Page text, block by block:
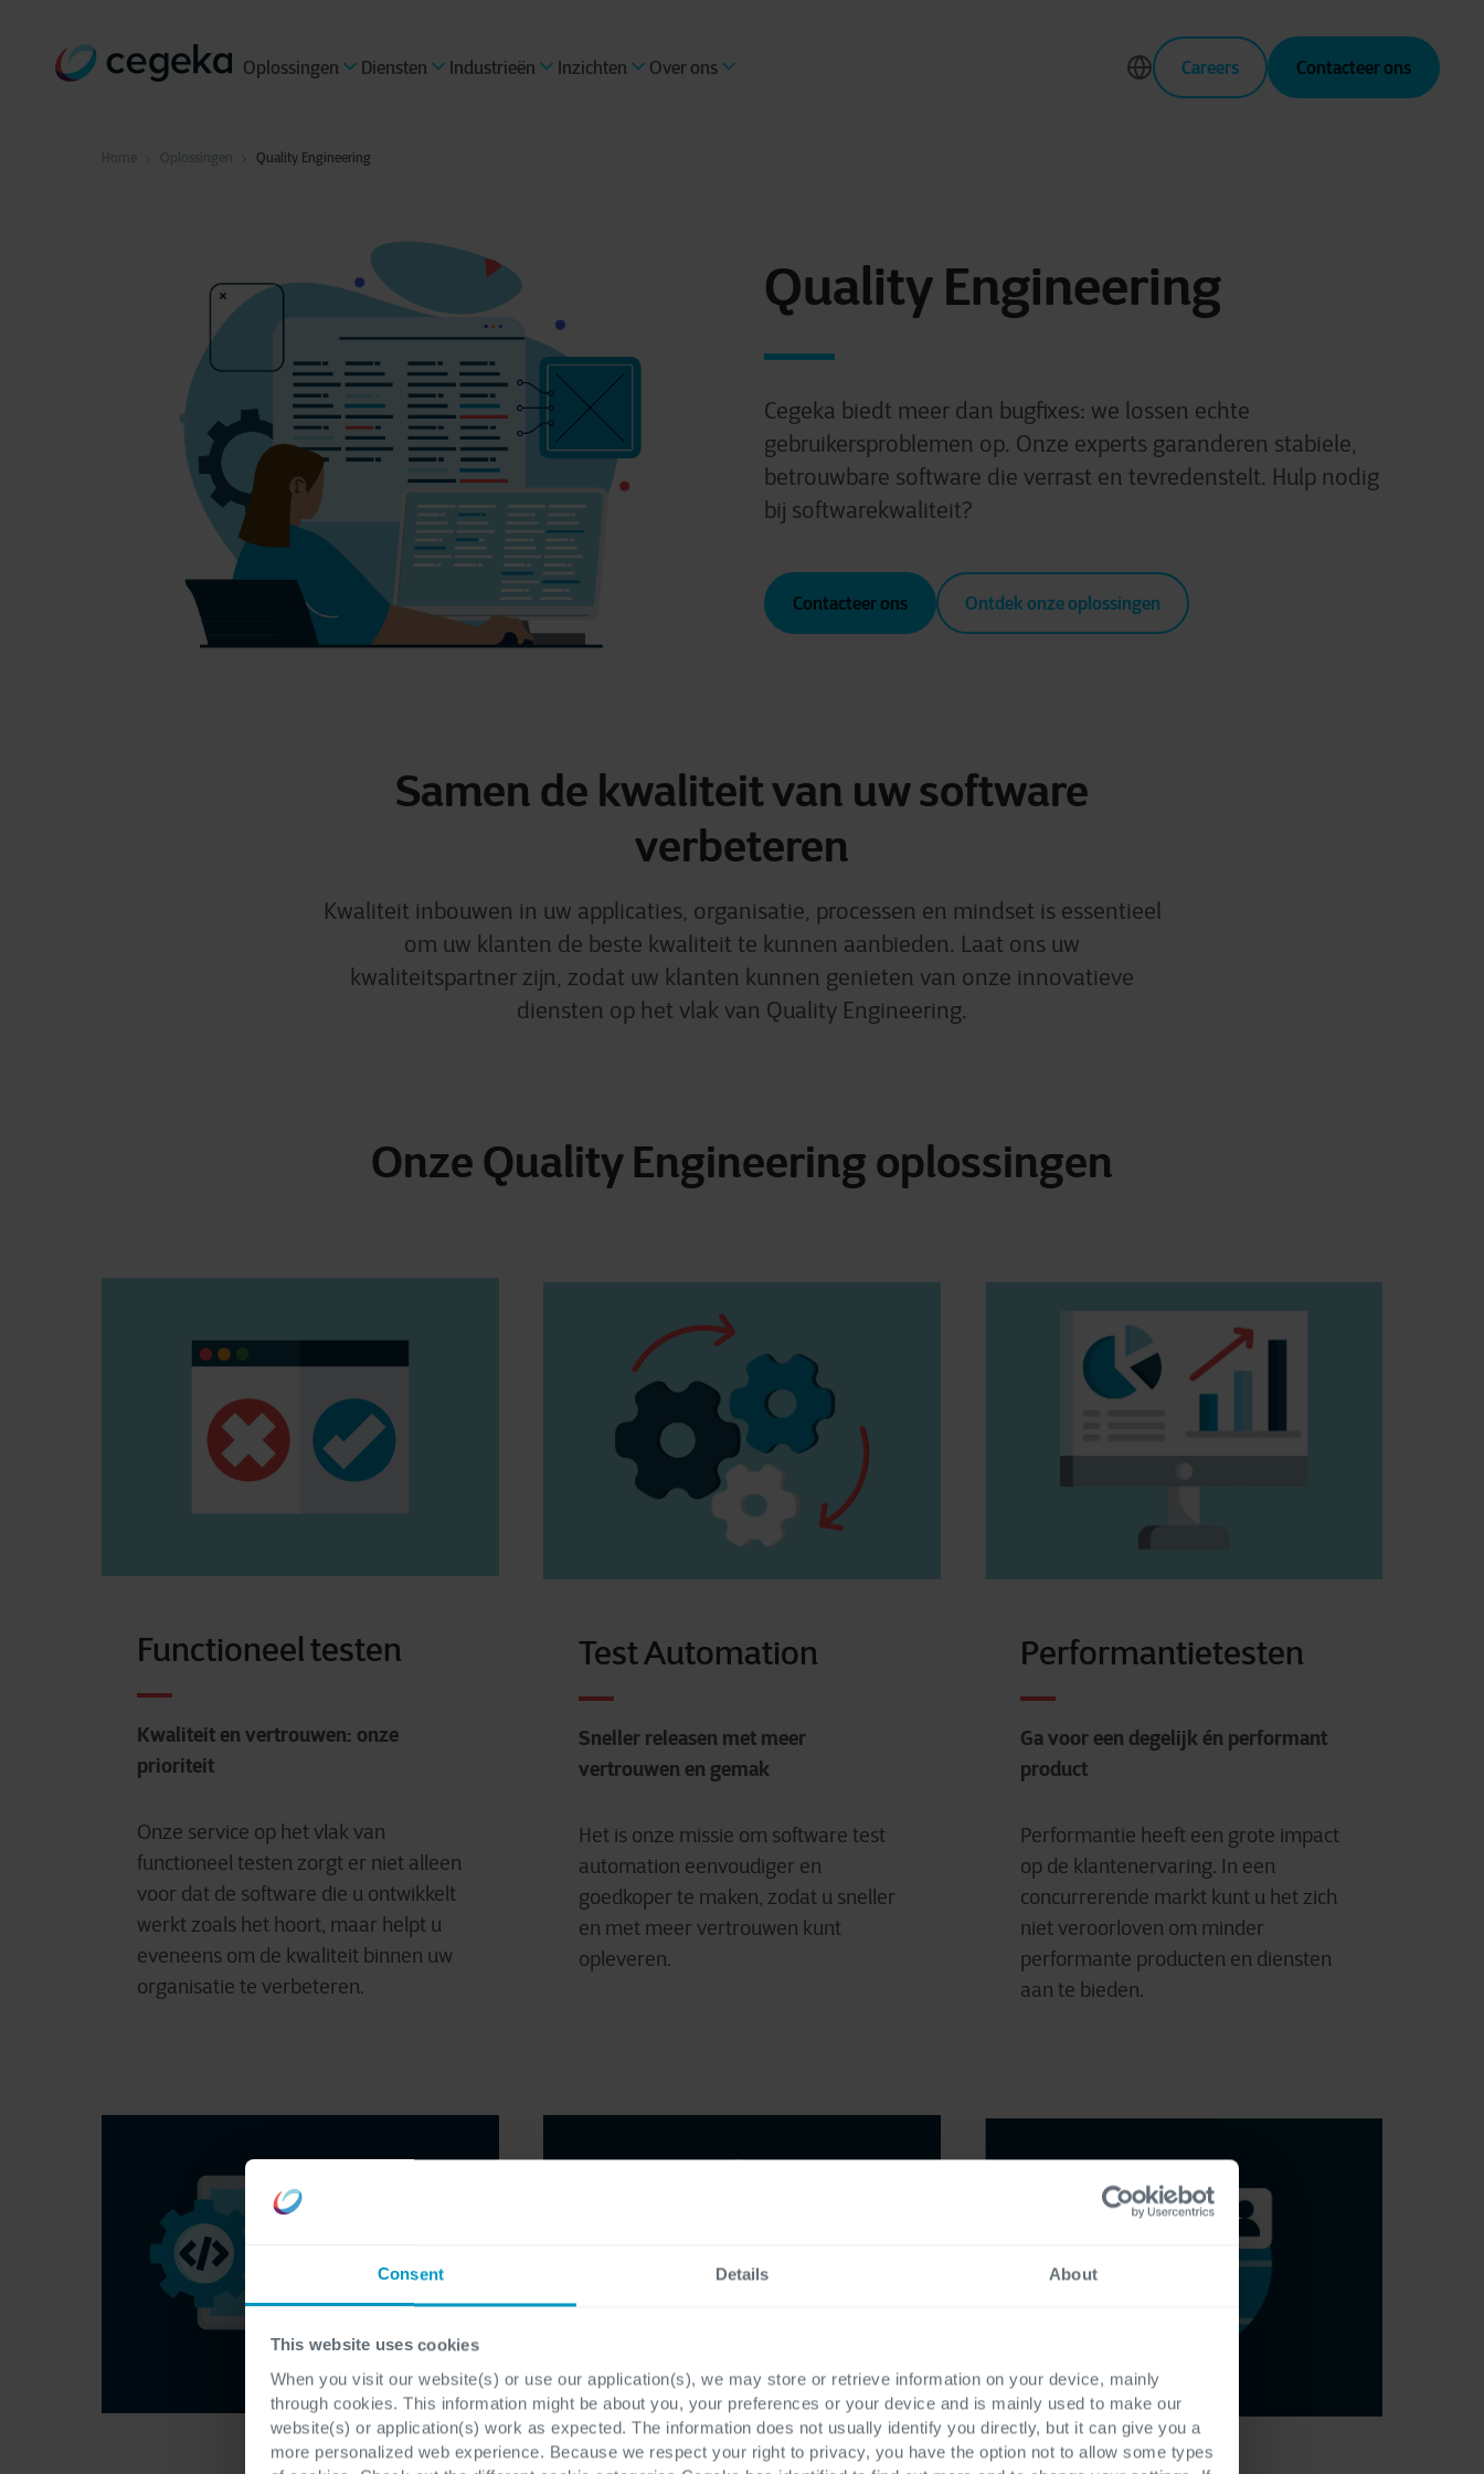
Consent Details About
This website uses cookies
When you visit our website(s) or use our application(s), we may store or retrieve information on your device, mainly
through cookies. This information might be about you, your preferences or your device and is mainly used to make our
website(s) or application(s) work as expected. The information does not usually identify you directly, but it can give you a
more personalized web experience. Because we respect your right to privacy, you have the option not to allow some types
Oplossingen Diensten Industrieën Inzichten Over ons Careers Contacteer ons
Home Oplossingen Quality Engineering
Quality Engineering
Cegeka biedt meer dan bugfixes: we lossen echte
gebruikersproblemen op. Onze experts garanderen stabiele,
betrouwbare software die verrast en tevredenstelt. Hulp nodig
bij softwarekwaliteit?
Contacteer ons Ontdek onze oplossingen
Samen de kwaliteit van uw software
verbeteren
Kwaliteit inbouwen in uw applicaties, organisatie, processen en mindset is essentieel
om uw klanten de beste kwaliteit te kunnen aanbieden. Laat ons uw
kwaliteitspartner zijn, zodat uw klanten kunnen genieten van onze innovatieve
diensten op het vlak van Quality Engineering.
Onze Quality Engineering oplossingen
Functioneel testen
Kwaliteit en vertrouwen: onze
prioriteit
Onze service op het vlak van
functioneel testen zorgt er niet alleen
voor dat de software die u ontwikkelt
werkt zoals het hoort, maar helpt u
eveneens om de kwaliteit binnen uw
organisatie te verbeteren.
Test Automation
Sneller releasen met meer
vertrouwen en gemak
Het is onze missie om software test
automation eenvoudiger en
goedkoper te maken, zodat u sneller
en met meer vertrouwen kunt
opleveren.
Performantietesten
Ga voor een degelijk én performant
product
Performantie heeft een grote impact
op de klantenervaring. In een
concurrerende markt kunt u het zich
niet veroorloven om minder
performante producten en diensten
aan te bieden.